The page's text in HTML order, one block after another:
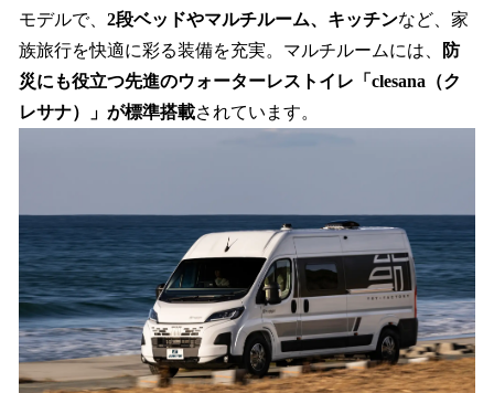
モデルで、 2段ベッドやマルチルーム、キッチンなど、家
族旅行を快適に彩る装備を充実。マルチルームには、
防
災にも役立つ先進のウォーターレストイレ「clesana（ク
レサナ）」が標準搭載されています。